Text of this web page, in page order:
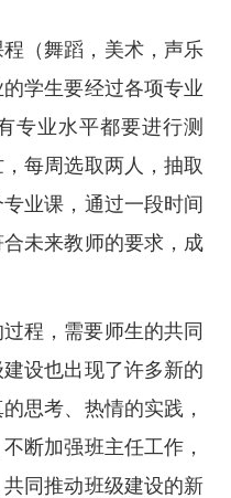
（舞蹈，美术，声乐
学生要经过各项专业
专业水平都要进行测
每周选取两人，抽取
业课，通过一段时间
未来教师的要求，成
程，需要师生的共同
设也出现了许多新的
思考、热情的实践，
断加强班主任工作，
同推动班级建设的新